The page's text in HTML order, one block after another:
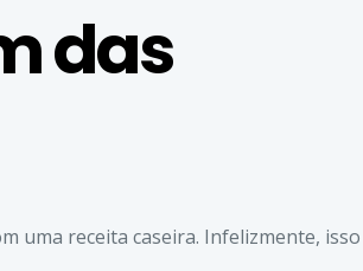
das
uma receita caseira. Infelizmente,